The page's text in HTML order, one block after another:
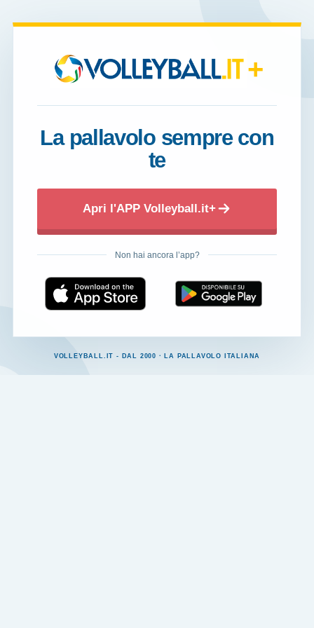
+
La pallavolo sempre con
te
Apri l'APP Volleyball.it+
Non hai ancora l’app?
VOLLEYBALL.IT - DAL 2000 · LA PALLAVOLO ITALIANA